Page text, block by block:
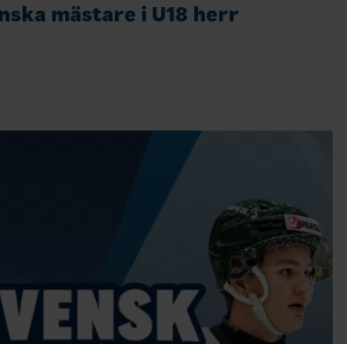
mästare i U18 herr